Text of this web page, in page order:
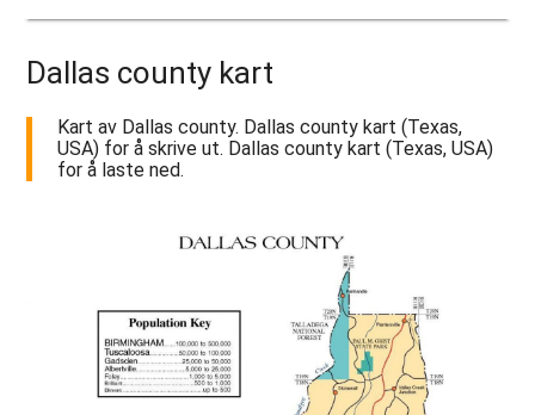
Dallas county kart
Kart av Dallas county. Dallas county kart (Texas,
USA) for å skrive ut. Dallas county kart (Texas, USA)
for å laste ned.